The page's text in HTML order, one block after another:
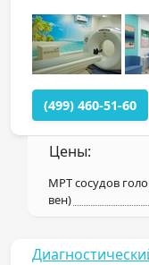
(499) 460-51-60
Цены:
МРТ сосудов
вен)